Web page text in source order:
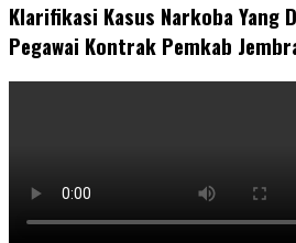
Klarifikasi Kasus Narkoba Yang
Pegawai Kontrak Pemkab